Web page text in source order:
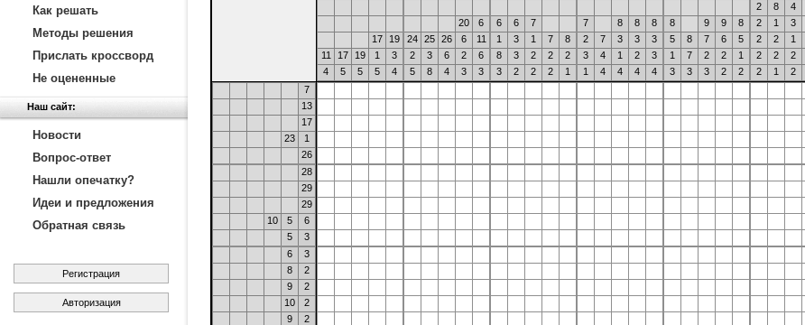
Как решать
Методы решения
Прислать кроссворд
Не оцененные
Наш сайт:
Новости
Вопрос-ответ
Нашли опечатку?
Идеи и предложения
Обратная связь
Регистрация
Авторизация
2
8 4
20
6 6 6 7 7 8 8 8 8 9 9 8 2 1 3
17
19 24 25 26 6 11 1 3 1 7 8 2 7 3 3 3 5 8 7 6 5 2 2 1
11
17 19 1 3 2 3 6 2 6 8 3 2 2 2 3 4 1 2 3 1 7 2 2 1 2 2 2
4
5 5 5 4 5 8 4 3 3 3 2 2 2 1 1 4 4 4 4 3 3 3 2 2 2 1 2
7
13
17
23
1
26
28
29
29
10
5
6
5
3
6
3
8
2
9
2
10
2
9
2